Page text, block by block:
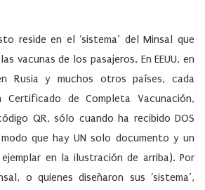
reside en el ‘sistema’ del Minsal que
vacunas de los pasajeros. En EEUU, en
Rusia y muchos otros países, cada
Certificado de Completa Vacunación,
QR, sólo cuando ha recibido DOS
que hay UN solo documento y un
en la ilustración de arriba). Por
o quienes diseñaron sus ‘sistema’,